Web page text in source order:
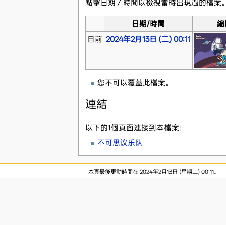
點擊日期／時間以檢視當時出現過的檔案
日期/時間
縮
目前 2024年2月13日 (二) 00:11
您不可以覆蓋此檔案。
連結
以下的1個頁面連接到本檔案:
不可思议乐队
本頁最後更動時間在 2024年2月13日 (星期二) 00:11。